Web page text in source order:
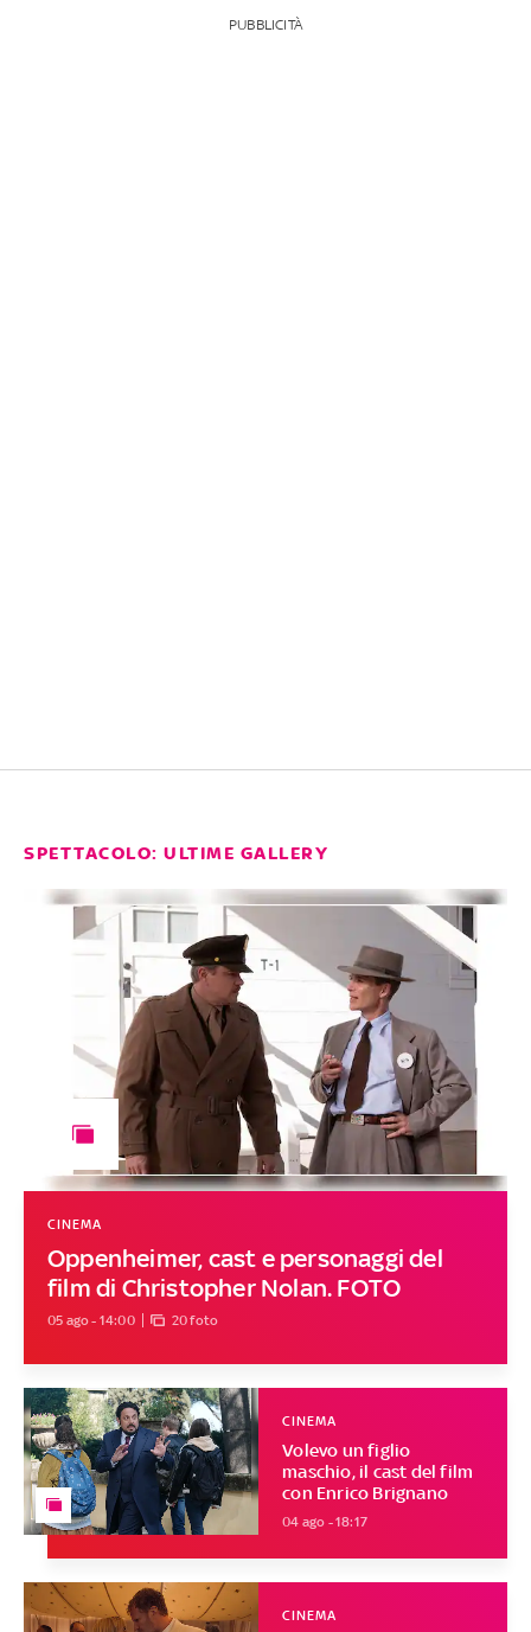
PUBBLICITÀ
SPETTACOLO: ULTIME GALLERY
Oppenheimer, cast e personaggi del
film di Christopher Nolan. FOTO
CINEMA
05 ago - 14:00 20 foto
Volevo un figlio
maschio, il cast del film
con Enrico Brignano
CINEMA
04 ago - 18:17
CINEMA